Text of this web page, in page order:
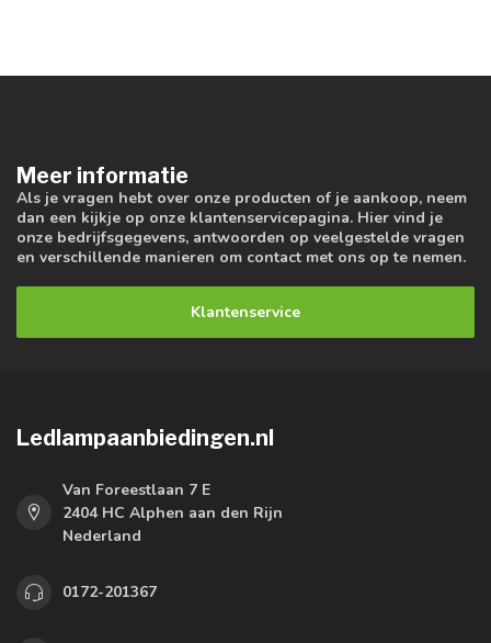
Meer informatie
Als je vragen hebt over onze producten of je aankoop, neem
dan een kijkje op onze klantenservicepagina. Hier vind je
onze bedrijfsgegevens, antwoorden op veelgestelde vragen
en verschillende manieren om contact met ons op te nemen.
Klantenservice
Ledlampaanbiedingen.nl
Van Foreestlaan 7 E
2404 HC Alphen aan den Rijn
Nederland
0172-201367